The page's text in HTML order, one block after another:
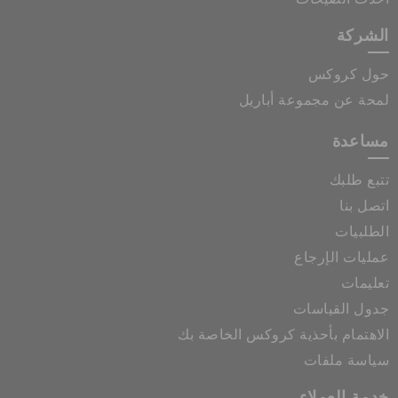
الشركة
حول كروكس
لمحة عن مجموعة أباريل
مساعدة
تتبع طلبك
اتصل بنا
الطلبيات
عمليات الإرجاع
تعليمات
جدول القياسات
الاهتمام بأحذية كروكس الخاصة بك
سياسة ملفات